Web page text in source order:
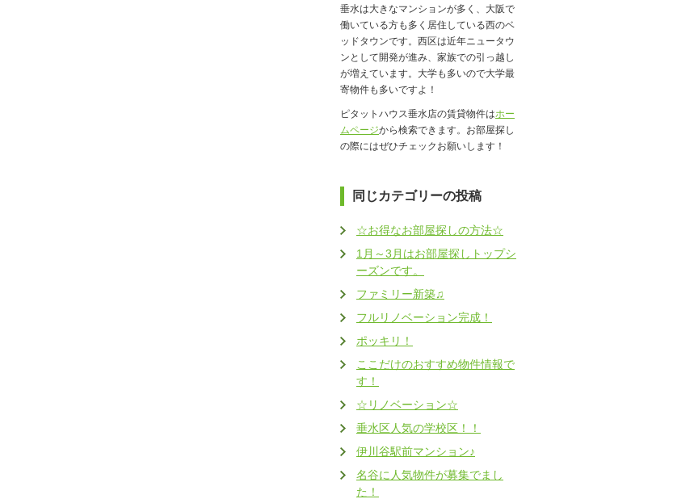
垂水は大きなマンションが多く、大阪で
働いている方も多く居住している西のベ
ッドタウンです。西区は近年ニュータウ
ンとして開発が進み、家族での引っ越し
が増えています。大学も多いので大学最
寄物件も多いですよ！
ピタットハウス垂水店の賃貸物件はホー
ムページから検索できます。お部屋探し
の際にはぜひチェックお願いします！
同じカテゴリーの投稿
☆お得なお部屋探しの方法☆
1月～3月はお部屋探しトップシ
ーズンです。
ファミリー新築♫
フルリノベーション完成！
ポッキリ！
ここだけのおすすめ物件情報で
す！
☆リノベーション☆
垂水区人気の学校区！！
伊川谷駅前マンション♪
名谷に人気物件が募集でまし
た！